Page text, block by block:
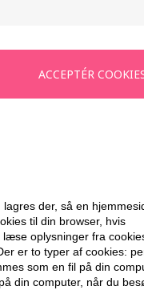
der, så en
til din browser, hvis
oplysninger fra
er to typer af cookies:
som en fil på din
din computer, når du
ANMELDELSER